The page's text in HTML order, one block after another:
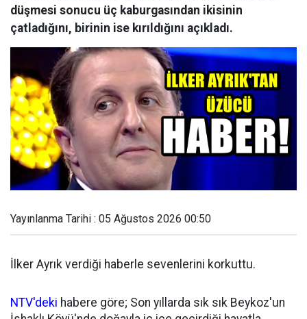
düşmesi sonucu üç kaburgasından ikisinin
çatladığını, birinin ise kırıldığını açıkladı.
Yayınlanma Tarihi : 05 Ağustos 2026 00:50
İlker Ayrık verdiği haberle sevenlerini korkuttu.
NTV'deki habere göre; Son yıllarda sık sık Beykoz'un